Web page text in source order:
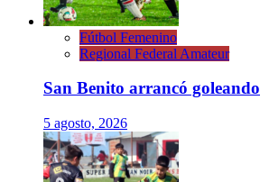
Fútbol Femenino
Regional Federal Amateur
San Benito arrancó goleando
5 agosto, 2026